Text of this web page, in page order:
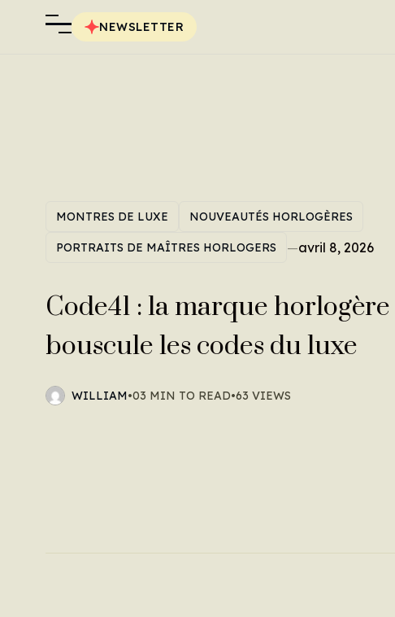
NEWSLETTER
MONTRES DE LUXE NOUVEAUTÉS HORLOGÈRES
PORTRAITS DE MAÎTRES HORLOGERS —avril 8, 2026
Code41 : la marque
bouscule les codes du luxe
WILLIAM•03 MIN TO READ•63 VIEWS